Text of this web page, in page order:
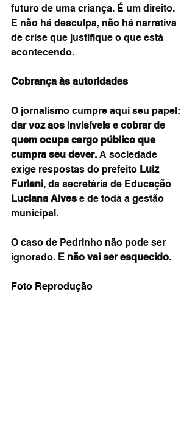
futuro de uma criança. É um direito.
E não há desculpa, não há narrativa
de crise que justifique o que está
acontecendo.
Cobrança às autoridades
O jornalismo cumpre aqui seu papel:
dar voz aos invisíveis e cobrar de
quem ocupa cargo público que
cumpra seu dever. A sociedade
exige respostas do prefeito Luiz
Furlani, da secretária de Educação
Luciana Alves e de toda a gestão
municipal.
O caso de Pedrinho não pode ser
ignorado. E não vai ser esquecido.
Foto Reprodução